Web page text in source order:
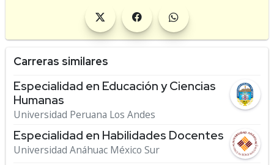
Carreras similares
Especialidad en Educación y Ciencias
Humanas
Universidad Peruana Los Andes
Especialidad en Habilidades Docentes
Universidad Anáhuac México Sur